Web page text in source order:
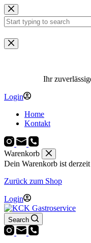
Zum
Inhalt
springen
Keine
Ergebnisse
Ihr
Login
Home
Kontakt
Warenkorb
Dein Warenkorb ist derzeit
Zurück zum Shop
Login
Search